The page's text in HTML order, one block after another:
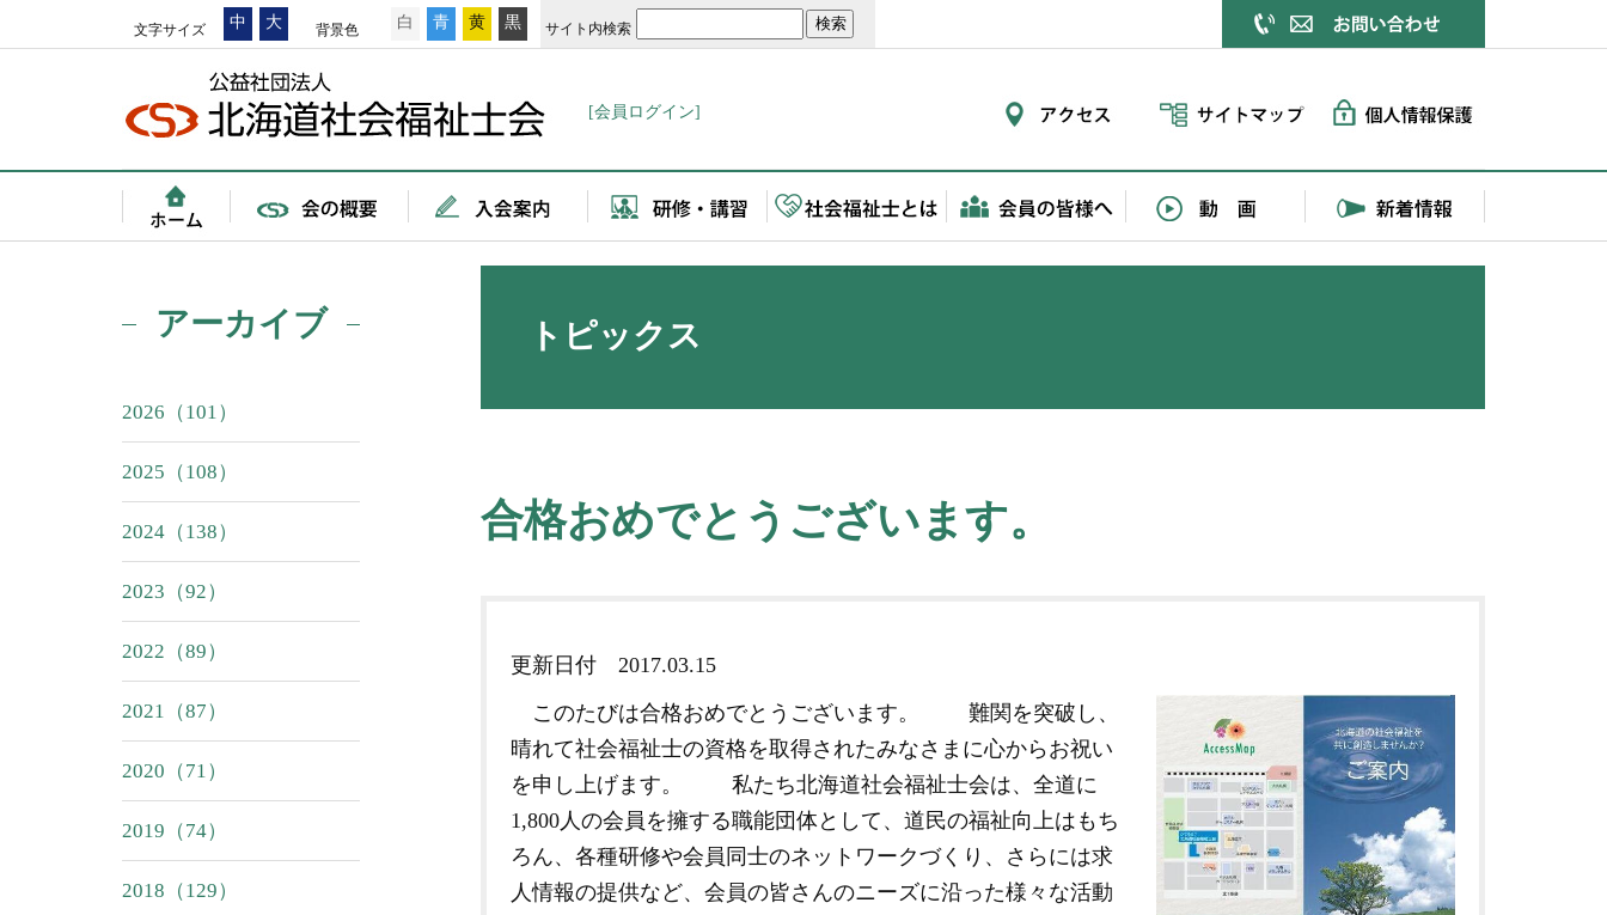
文字サイズ 中 大 背景色 白 青 黄 黒 サイト内検索
[会員ログイン]
トピックス
合格おめでとうございます。
更新日付 2017.03.15
このたびは合格おめでとうございます。 難関を突破し、
晴れて社会福祉士の資格を取得されたみなさまに心からお祝い
を申し上げます。 私たち北海道社会福祉士会は、全道に
1,800人の会員を擁する職能団体として、道民の福祉向上はもち
ろん、各種研修や会員同士のネットワークづくり、さらには求
人情報の提供など、会員の皆さんのニーズに沿った様々な活動
アーカイブ
2026（101）
2025（108）
2024（138）
2023（92）
2022（89）
2021（87）
2020（71）
2019（74）
2018（129）